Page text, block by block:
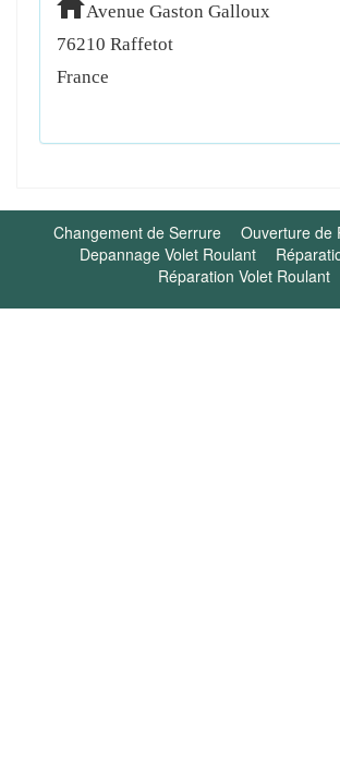
Avenue Gaston Galloux
76210 Raffetot
France
Changement de Serrure
Ouverture de
Depannage Volet Roulant
Réparation Volet Roulant